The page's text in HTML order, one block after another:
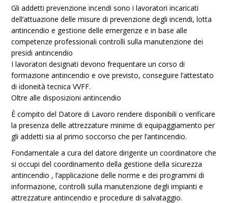
Gli addetti prevenzione incendi sono i lavoratori incaricati
dell’attuazione delle misure di prevenzione degli incendi, lotta
antincendio e gestione delle emergenze e in base alle
competenze professionali controlli sulla manutenzione dei
presidi antincendio
I lavoratori designati devono frequentare un corso di
formazione antincendio e ove previsto, conseguire l’attestato
di idoneità tecnica VVFF.
Oltre alle disposizioni antincendio
È compito del Datore di Lavoro rendere disponibili o verificare
la presenza delle attrezzature minime di equipaggiamento per
gli addetti sia al primo soccorso che per l’antincendio.
Fondamentale a cura del datore dirigente un coordinatore che
si occupi del coordinamento della gestione della sicurezza
antincendio , l’applicazione delle norme e dei programmi di
informazione, controlli sulla manutenzione degli impianti e
attrezzature antincendio e procedure di salvataggio.